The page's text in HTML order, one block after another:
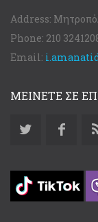
Address:
Phone: 210
Email:
ΜΕΙΝΕΤΕ ΣΕ